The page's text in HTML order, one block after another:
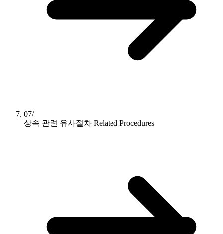
07/
상속 관련 유사절차 Related Procedures